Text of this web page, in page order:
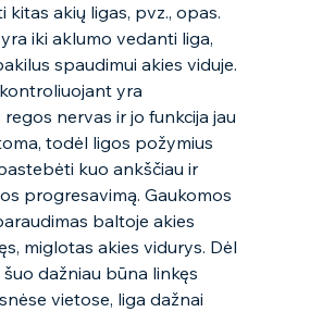
akių ligas, pvz., opas.
iki aklumo vedanti liga,
spaudimui akies viduje.
yra
nervas ir jo funkcija jau
todėl ligos požymius
kuo ankščiau ir
progresavimą. Gaukomos
baltoje akies
miglotas akies vidurys. Dėl
dažniau būna linkęs
vietose, liga dažnai